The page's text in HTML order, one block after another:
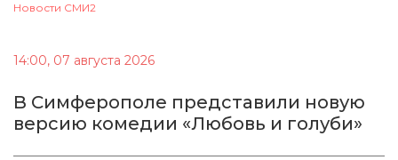
Новости СМИ2
14:00, 07 августа 2026
В Симферополе представили новую
версию комедии «Любовь и голуби»